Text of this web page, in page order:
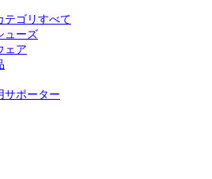
テゴリすべて
ューズ
ェア
サポーター